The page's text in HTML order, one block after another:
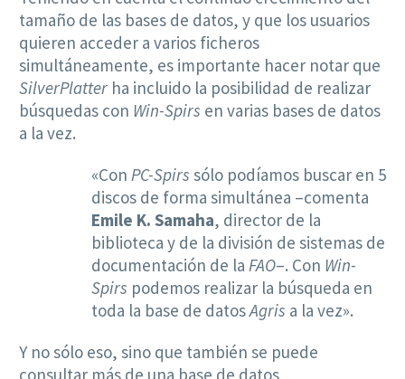
tamaño de las bases de datos, y que los usuarios
quieren acceder a varios ficheros
simultáneamente, es importante hacer notar que
SilverPlatter ha incluido la posibilidad de realizar
búsquedas con Win-Spirs en varias bases de datos
a la vez.
«Con PC-Spirs sólo podíamos buscar en 5
discos de forma simultánea –comenta
Emile K. Samaha, director de la
biblioteca y de la división de sistemas de
documentación de la FAO–. Con Win-
Spirs podemos realizar la búsqueda en
toda la base de datosAgris a la vez».
Y no sólo eso, sino que también se puede
consultar más de una base de datos